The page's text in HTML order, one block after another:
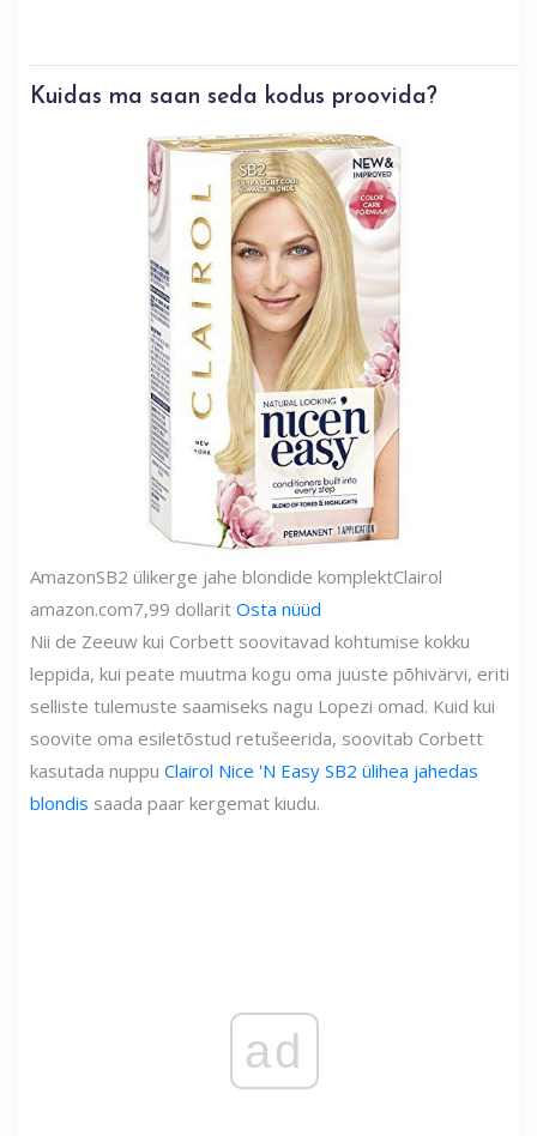
Kuidas ma saan seda kodus proovida?
AmazonSB2 ülikerge jahe blondide komplektClairol
amazon.com7,99 dollarit Osta nüüd
Nii de Zeeuw kui Corbett soovitavad kohtumise kokku
leppida, kui peate muutma kogu oma juuste põhivärvi, eriti
selliste tulemuste saamiseks nagu Lopezi omad. Kuid kui
soovite oma esiletõstud retušeerida, soovitab Corbett
kasutada nuppu Clairol Nice 'N Easy SB2 ülihea jahedas
blondis saada paar kergemat kiudu.
ad